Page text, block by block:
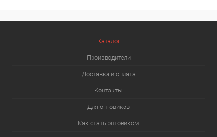
Каталог
Производители
Доставка и оплата
Контакты
Для оптовиков
Как стать оптовиком